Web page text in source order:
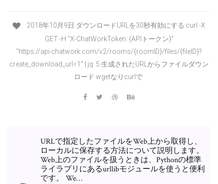
2018年10月9日 ダウンロードURLを30秒有効にする curl -X
GET -H "X-ChatWorkToken: {APIトークン}"
"https://api.chatwork.com/v2/rooms/{roomID}/files/{fileID}?
create_download_url=1" | jq. 5.生成されたURLからファイルダウン
ロード wgetなりcurlで
URLで指定したファイルをWeb上から取得し、
ローカルに保存する方法について説明します。
Web上のファイルを扱うときは、Pythonの標準
ライラブリにあるurllibモジュールを使うと便利
です。 We…